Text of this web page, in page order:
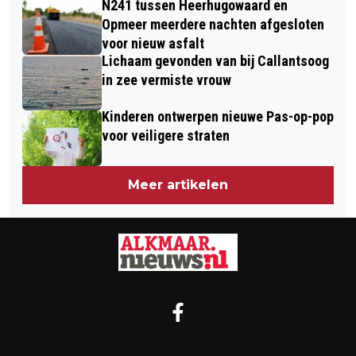
NOLLENWEG IN ALKMAAR
N241 tussen Heerhugowaard en
Opmeer meerdere nachten afgesloten
voor nieuw asfalt
Lichaam gevonden van bij Callantsoog
in zee vermiste vrouw
Kinderen ontwerpen nieuwe Pas-op-pop
voor veiligere straten
Meer artikelen